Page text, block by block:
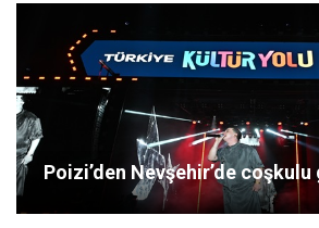
Poizi’den Nevşehir’de coşkulu